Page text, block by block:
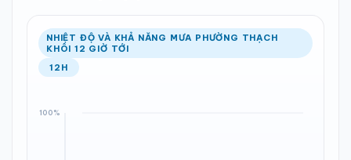
Ổn định Khả năng mưa
NHIỆT ĐỘ VÀ KHẢ NĂNG MƯA PHƯỜNG THẠCH
KHÔI 12 GIỜ TỚI
12H